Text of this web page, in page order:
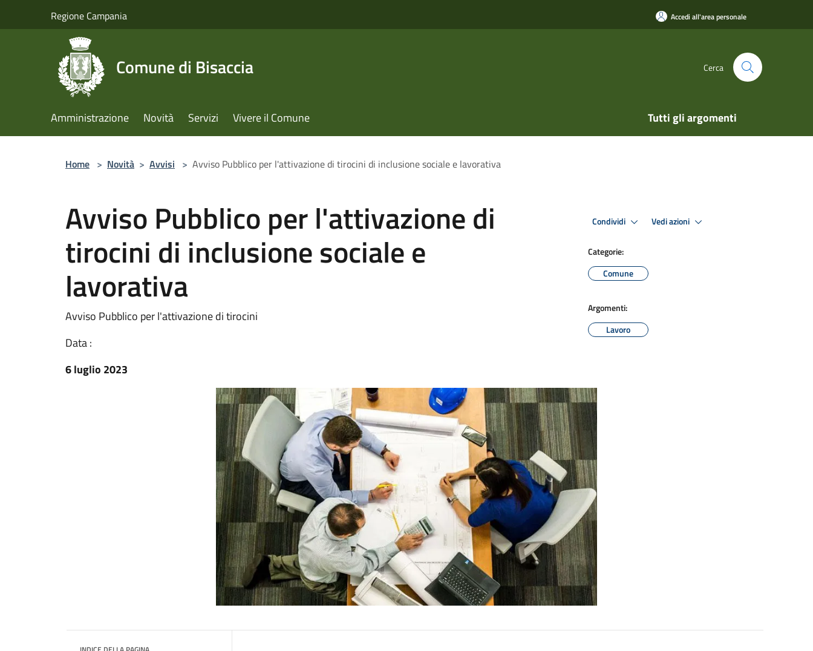
Regione Campania Accedi all'area personale
Comune di Bisaccia Cerca
Amministrazione Novità Servizi Vivere il Comune Tutti gli argomenti
Home > Novità > Avvisi > Avviso Pubblico per l'attivazione di tirocini di inclusione sociale e lavorativa
Avviso Pubblico per l'attivazione di
tirocini di inclusione sociale e
lavorativa
Avviso Pubblico per l'attivazione di tirocini
Data :
6 luglio 2023
Condividi Vedi azioni
Categorie:
Comune
Argomenti:
Lavoro